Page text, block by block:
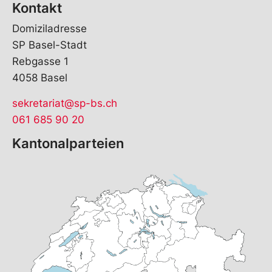
Kontakt
Domiziladresse
SP Basel-Stadt
Rebgasse 1
4058 Basel
sekretariat@sp-bs.ch
061 685 90 20
Kantonalparteien